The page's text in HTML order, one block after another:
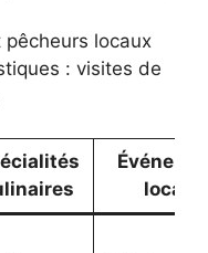
locaux
: visites de
locaux